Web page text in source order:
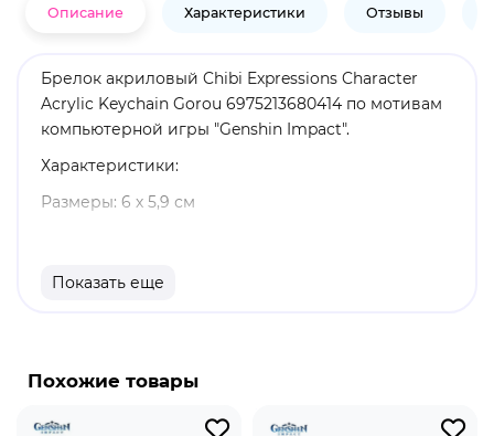
Описание Характеристики Отзывы
Брелок акриловый Chibi Expressions Character
Acrylic Keychain Gorou 6975213680414 по мотивам
компьютерной игры "Genshin Impact".
Характеристики:
Размеры: 6 х 5,9 см
Оригинальный и официально лицензированный
Горо - географический персонаж в "Genshin
сотни битв. Несмотря на свое звание и боевой
Показать еще
Похожие товары